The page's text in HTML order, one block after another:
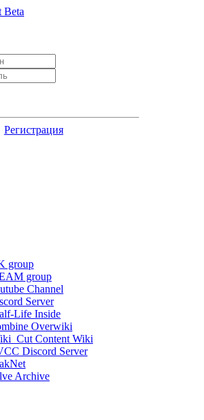
Регистрация
group
group
Channel
Server
Life Inside
Overwiki
Cut Content Wiki
Discord Server
Archive